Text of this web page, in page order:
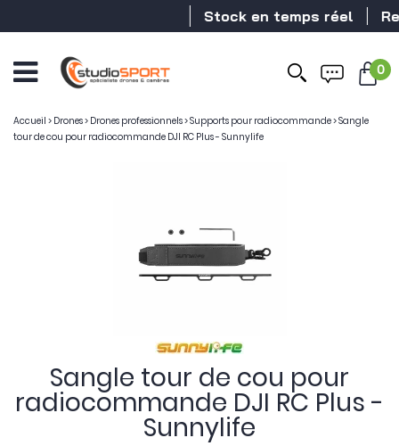
Stock en temps réel
0
Accueil > Drones> Drones professionnels>Supports pour radiocommande>Sangle
tour de cou pour radiocommande DJI RC Plus - Sunnylife
Sangle tour de cou pour
radiocommande DJI RC Plus -
Sunnylife